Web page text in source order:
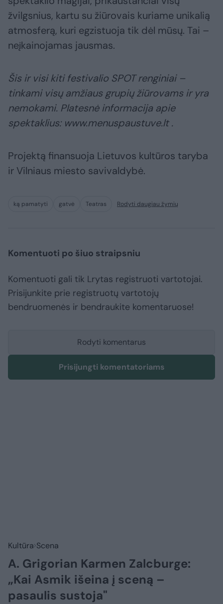
žvilgsnius, kartu su žiūrovais kuriame unikalią
atmosferą, kuri egzistuoja tik dėl mūsų. Tai –
neįkainojamas jausmas.
Šis ir visi kiti festivalio SPOT renginiai –
tinkami visų amžiaus grupių žiūrovams ir yra
nemokami. Platesnė informacija apie
spektaklius: www.menuspaustuve.lt .
Projektą finansuoja Lietuvos kultūros taryba
ir Vilniaus miesto savivaldybė.
ką pamatyti gatvė Teatras Rodyti daugiau žymių
Komentuoti po šiuo straipsniu
Komentuoti gali tik Lrytas registruoti vartotojai.
Prisijunkite prie registruotų vartotojų
bendruomenės ir bendraukite komentaruose!
Rodyti komentarus
Prisijungti komentatoriams
Kultūra Scena
A. Grigorian Karmen Zalcburge:
„Kai Asmik išeina į sceną –
pasaulis sustoja"